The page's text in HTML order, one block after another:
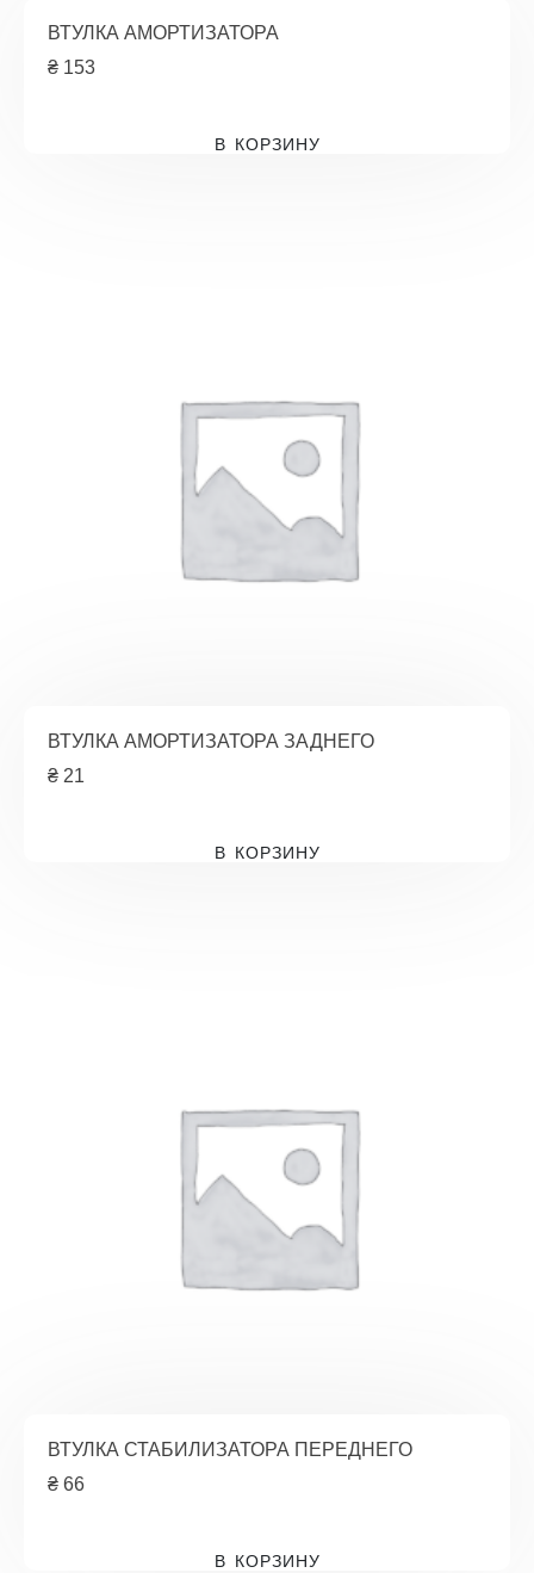
ВТУЛКА АМОРТИЗАТОРА
₴ 153
В КОРЗИНУ
ВТУЛКА АМОРТИЗАТОРА ЗАДНЕГО
₴ 21
В КОРЗИНУ
ВТУЛКА СТАБИЛИЗАТОРА ПЕРЕДНЕГО
₴ 66
В КОРЗИНУ